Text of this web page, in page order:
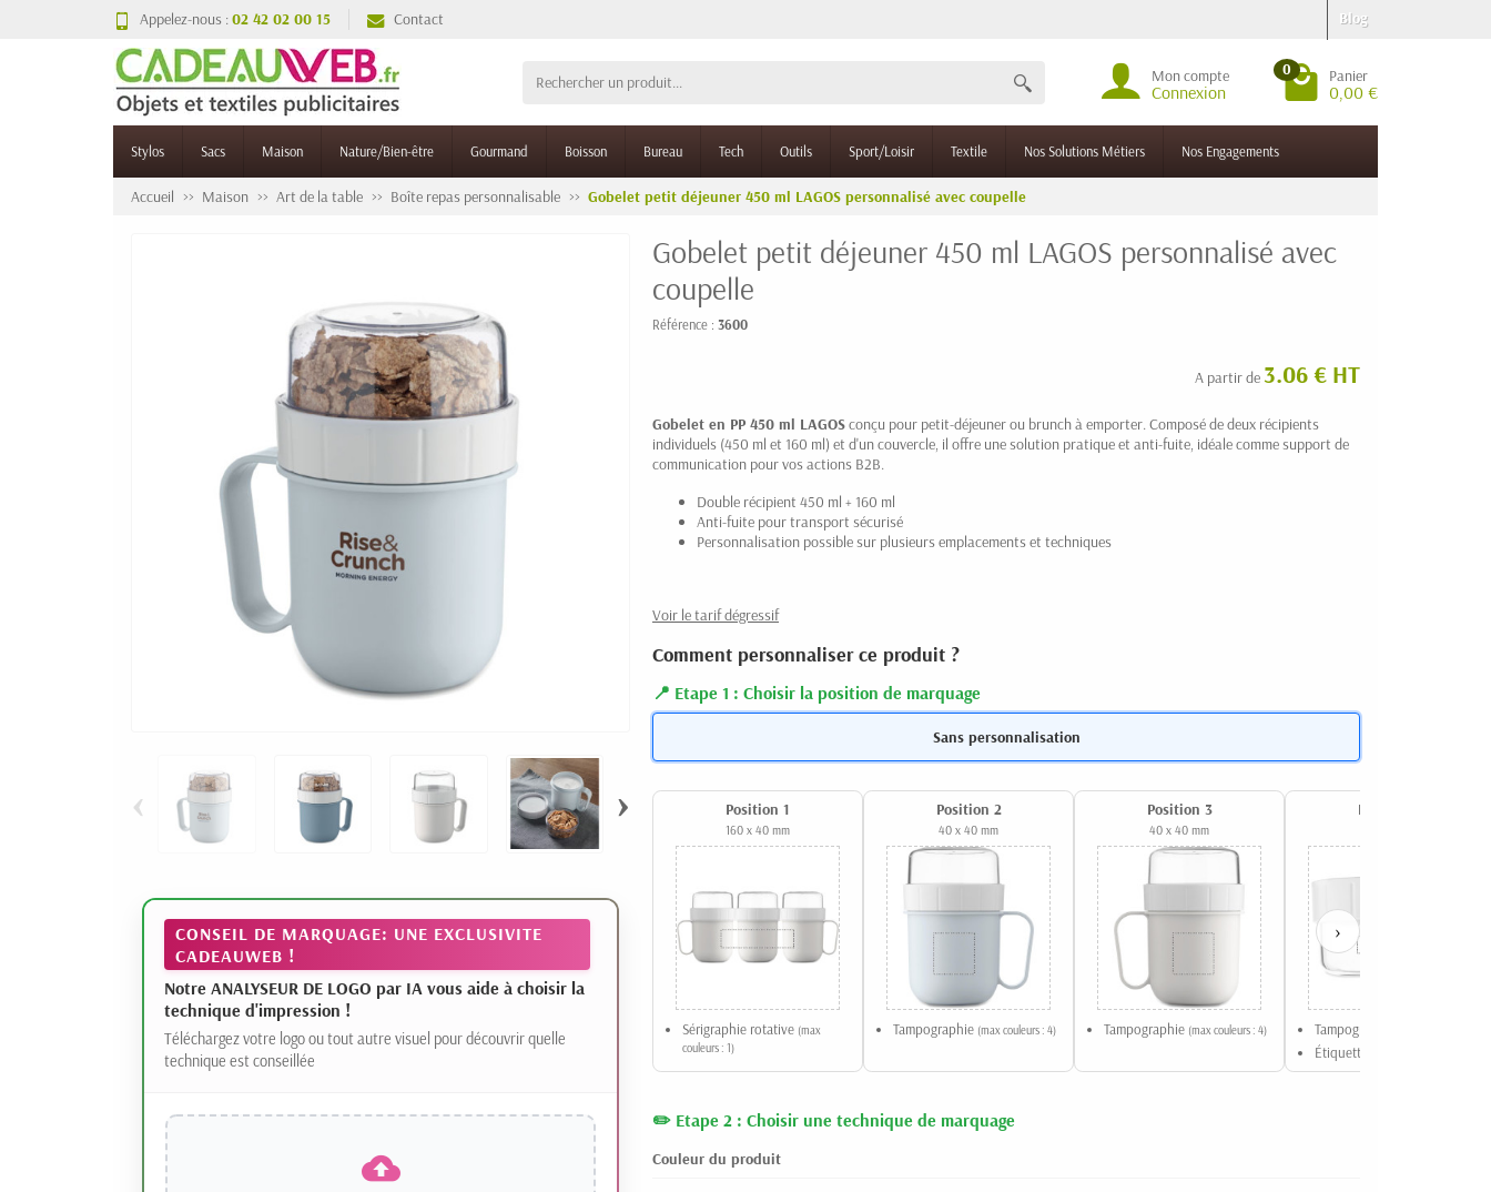
Appelez-nous :02 42 02 00 15 Contact Blog
Mon compte
Connexion
0 Panier
0,00 €
Stylos Sacs Maison Nature/Bien-être Gourmand Boisson Bureau Tech Outils Sport/Loisir Textile Nos Solutions Métiers Nos Engagements
Accueil Maison Art de la table Boîte repas personnalisable Gobelet petit déjeuner 450 ml LAGOS personnalisé avec coupelle
‹ ›
CONSEIL DE MARQUAGE: UNE EXCLUSIVITE
CADEAUWEB !
Notre ANALYSEUR DE LOGO par IA vous aide à choisir la
technique d'impression !
Téléchargez votre logo ou tout autre visuel pour découvrir quelle
technique est conseillée
Gobelet petit déjeuner 450 ml LAGOS personnalisé avec
coupelle
Référence : 3600
A partir de 3.06 € HT
Gobelet en PP 450 ml LAGOSconçu pour petit-déjeuner ou brunch à emporter. Composé de deux récipients
individuels (450 ml et 160 ml) et d'un couvercle, il offre une solution pratique et anti-fuite, idéale comme support de
communication pour vos actions B2B.
Double récipient 450 ml + 160 ml
Anti-fuite pour transport sécurisé
Personnalisation possible sur plusieurs emplacements et techniques
Voir le tarif dégressif
Comment personnaliser ce produit ?
Etape 1 : Choisir la position de marquage
Sans personnalisation
Position 1
160 x 40 mm
Sérigraphie rotative (max
couleurs : 1)
Position 2
40 x 40 mm
Tampographie (max couleurs : 4)
Position 3
40 x 40 mm
Tampographie (max couleurs : 4)
Position 4
Tampographie
Étiquette
›
Etape 2 : Choisir une technique de marquage
Couleur du produit